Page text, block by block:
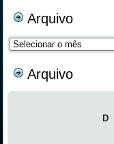
Arquivo
Arquivo
Arquivo
D